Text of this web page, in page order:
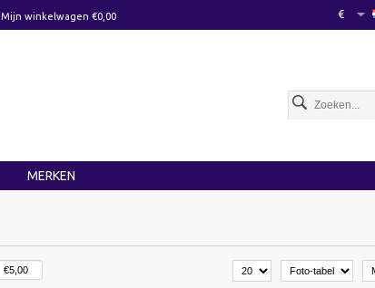
Mijn winkelwagen €0,00 €
MERKEN